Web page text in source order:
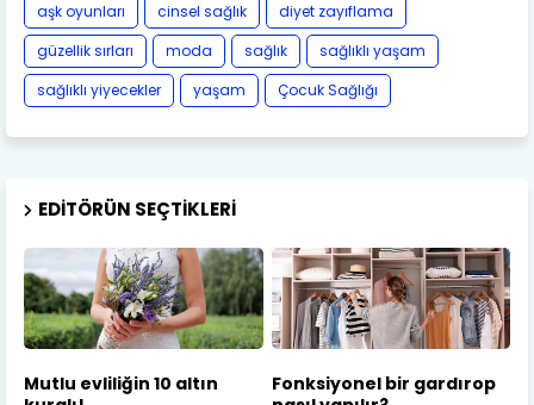
aşk oyunları
cinsel sağlık
diyet zayıflama
güzellik sırları
moda sağlık
sağlıklı yaşam
sağlıklı yiyecekler
yaşam Çocuk Sağlığı
EDITÖRÜN SEÇTIKLERI
Mutlu evliliğin 10 altın
Fonksiyonel bir gardırop